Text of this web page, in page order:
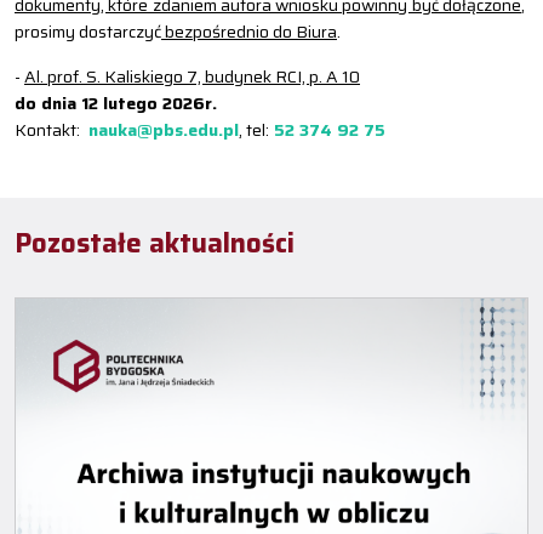
prosimy dostarczyćbezpośrednio do Biura.
-Al. prof. S. Kaliskiego 7, budynek RCI, p. A 10
do dnia 12 lutego 2026r.
Kontakt: nauka@pbs.edu.pl, tel: 52 374 92 75
Pozostałe aktualności